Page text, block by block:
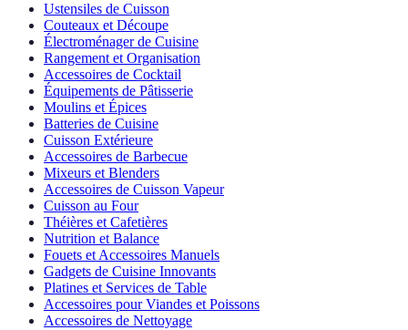
Ustensiles de Cuisson
Couteaux et Découpe
Électroménager de Cuisine
Rangement et Organisation
Accessoires de Cocktail
Équipements de Pâtisserie
Moulins et Épices
Batteries de Cuisine
Cuisson Extérieure
Accessoires de Barbecue
Mixeurs et Blenders
Accessoires de Cuisson Vapeur
Cuisson au Four
Théières et Cafetières
Nutrition et Balance
Fouets et Accessoires Manuels
Gadgets de Cuisine Innovants
Platines et Services de Table
Accessoires pour Viandes et Poissons
Accessoires de Nettoyage